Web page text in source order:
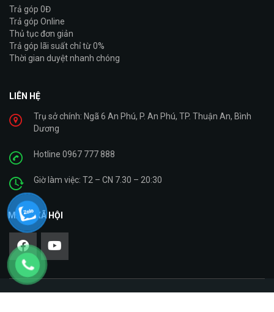
Trả góp 0Đ
Trả góp Online
Thủ tục đơn giản
Trả góp lãi suất chỉ từ 0%
Thời gian duyệt nhanh chóng
LIÊN HỆ
Trụ sở chính: Ngã 6 An Phú, P. An Phú, TP. Thuận An, Bình
Dương
Hotline 0967 777 888
Giờ làm việc: T2 – CN 7.30 – 20:30
MẠNG XÃ HỘI